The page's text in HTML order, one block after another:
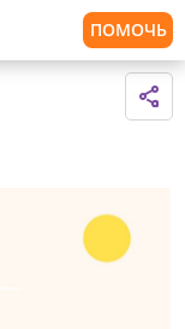
ПОМОЧЬ